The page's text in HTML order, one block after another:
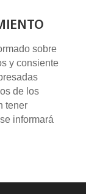
sobre
y consiente
de los
tener
informará